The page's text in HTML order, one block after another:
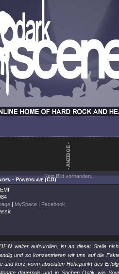
Kein Bild vorhanden.
- Powerslave (CD)
| MySpace | Facebook
weiter aufzurollen, ist an dieser Stelle
und so konzentrieren wir uns auf die
und kurz vorm absoluten Höhepunkt des
dauernde und in Sachen Optik wie